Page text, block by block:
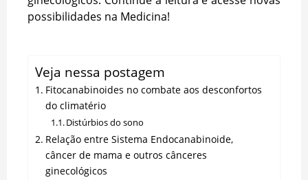
possibilidades na Medicina!
Veja nessa postagem
Fitocanabinoides no combate aos desconfortos
do climatério
Distúrbios do sono
Relação entre Sistema Endocanabinoide,
câncer de mama e outros cânceres
ginecológicos